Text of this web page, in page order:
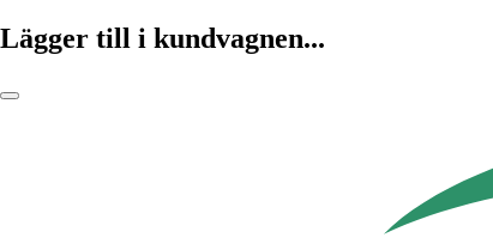
Lägger till i kundvagnen...